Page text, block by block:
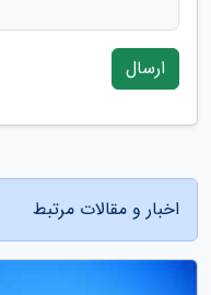
ارسال
اخبار و مقالات مرتبط